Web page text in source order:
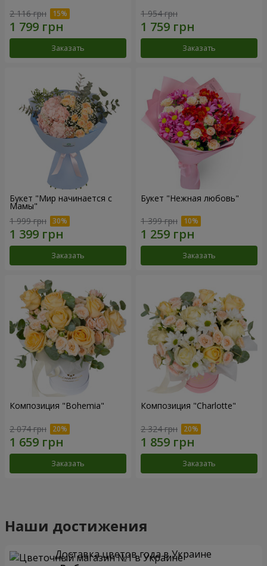
2 116 грн
Заказать
1 954 грн
Заказать
Букет "Мир начинается с
Мамы"
1 999 грн
Заказать
Букет "Нежная любовь"
1 399 грн
Заказать
Композиция "Bohemia"
2 074 грн
Заказать
Композиция "Charlotte"
2 324 грн
Заказать
Наши достижения
Доставка цветов года в Украине